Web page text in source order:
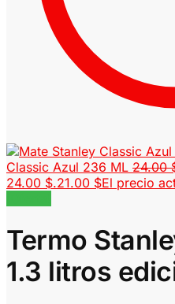
Classic Azul 236 ML 24.00
24.00 $.21.00 $El precio
Termo
1.3 litros